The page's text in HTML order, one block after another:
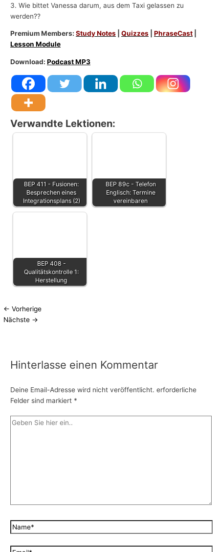
3. Wie bittet Vanessa darum, aus dem Taxi gelassen zu
werden??
Premium Members:Study Notes |Quizzes |PhraseCast
Lesson Module
Download:Podcast MP3
Verwandte Lektionen:
BEP 411 - Fusionen:
Besprechen eines
Integrationsplans (2)
BEP 89c - Telefon
Englisch: Termine
vereinbaren
BEP 408 -
Qualitätskontrolle 1:
Herstellung
← Vorherige
Nächste →
Hinterlasse einen Kommentar
Deine Email-Adresse wird nicht veröffentlicht. erforderliche
Felder sind markiert *